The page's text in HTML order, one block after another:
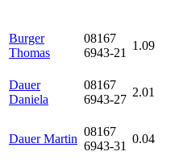
Burger
Thomas
08167
6943-21
1.09
Dauer
Daniela
08167
6943-27
2.01
Dauer Martin
08167
6943-31
0.04